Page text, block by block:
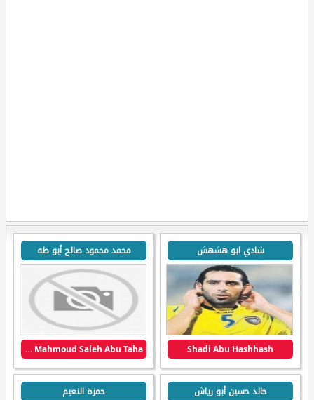
شادي ابو هشهش
Shadi Abu Hashhash
محمد محمود صالح أبو طه
Mohamed Mahmoud Saleh Abu Taha
خالد حسين أبو رياش حمزة النعيم